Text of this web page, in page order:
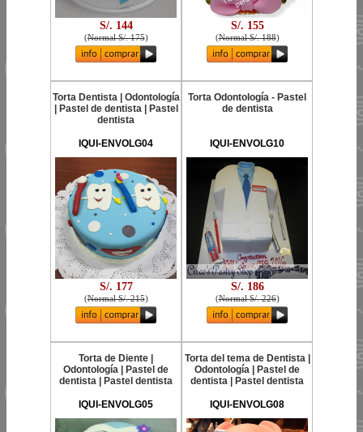
S/. 144
(Normal S/. 175)
S/. 155
(Normal S/. 188)
Torta Dentista | Odontología
| Pastel de dentista | Pastel
dentista
IQUI-ENVOLG04
S/. 177
(Normal S/. 215)
Torta Odontología - Pastel
de dentista
IQUI-ENVOLG10
S/. 186
(Normal S/. 226)
Torta de Diente |
Odontología | Pastel de
dentista | Pastel dentista
IQUI-ENVOLG05
Torta del tema de Dentista |
Odontología | Pastel de
dentista | Pastel dentista
IQUI-ENVOLG08